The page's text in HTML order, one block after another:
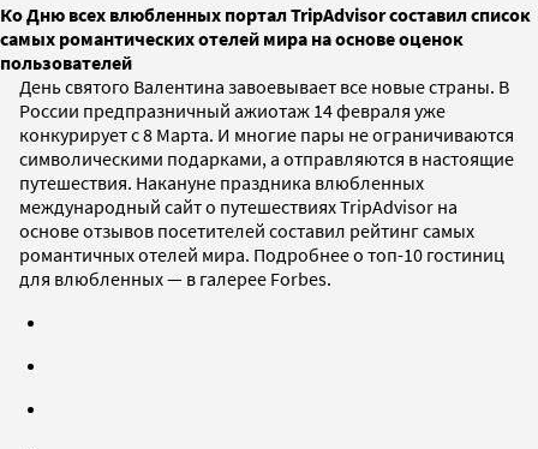
Ко Дню всех влюбленных портал TripAdvisor составил список
самых романтических отелей мира на основе оценок
пользователей
День святого Валентина завоевывает все новые страны. В
России предпразничный ажиотаж 14 февраля уже
конкурирует с 8 Марта. И многие пары не ограничиваются
символическими подарками, а отправляются в настоящие
путешествия. Накануне праздника влюбленных
международный сайт о путешествиях TripAdvisor на
основе отзывов посетителей составил рейтинг самых
романтичных отелей мира. Подробнее о топ-10 гостиниц
для влюбленных — в галерее Forbes.